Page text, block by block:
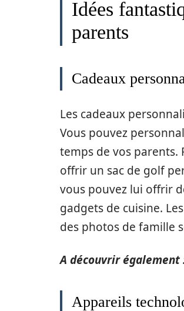
Idées
parents
Cadeaux
Les cadeaux
Vous pouvez
temps de vos parents.
offrir un sac de golf
vous pouvez lui offrir
gadgets de cuisine.
des photos de famille
A découvrir également
Appareils